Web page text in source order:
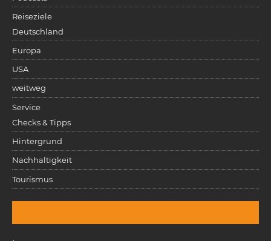
Reiseziele
Deutschland
Europa
USA
weitweg
Service
Checks & Tipps
Hintergrund
Nachhaltigkeit
Tourismus